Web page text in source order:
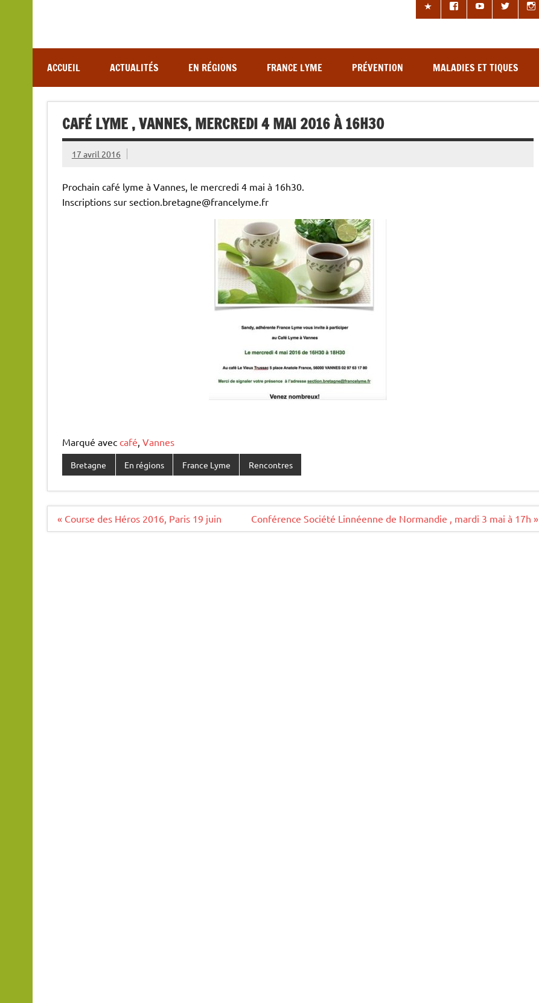
ACCUEIL ACTUALITÉS EN RÉGIONS FRANCE LYME PRÉVENTION MALADIES ET TIQUES
CAFÉ LYME , VANNES, MERCREDI 4 MAI 2016 À 16H30
17 avril 2016
Prochain café lyme à Vannes, le mercredi 4 mai à 16h30.
Inscriptions sur section.bretagne@francelyme.fr
Marqué avec café, Vannes
Bretagne En régions France Lyme Rencontres
Navigation
« Course des Héros 2016, Paris 19 juin Conférence Société Linnéenne de Normandie , mardi 3 mai à 17h »